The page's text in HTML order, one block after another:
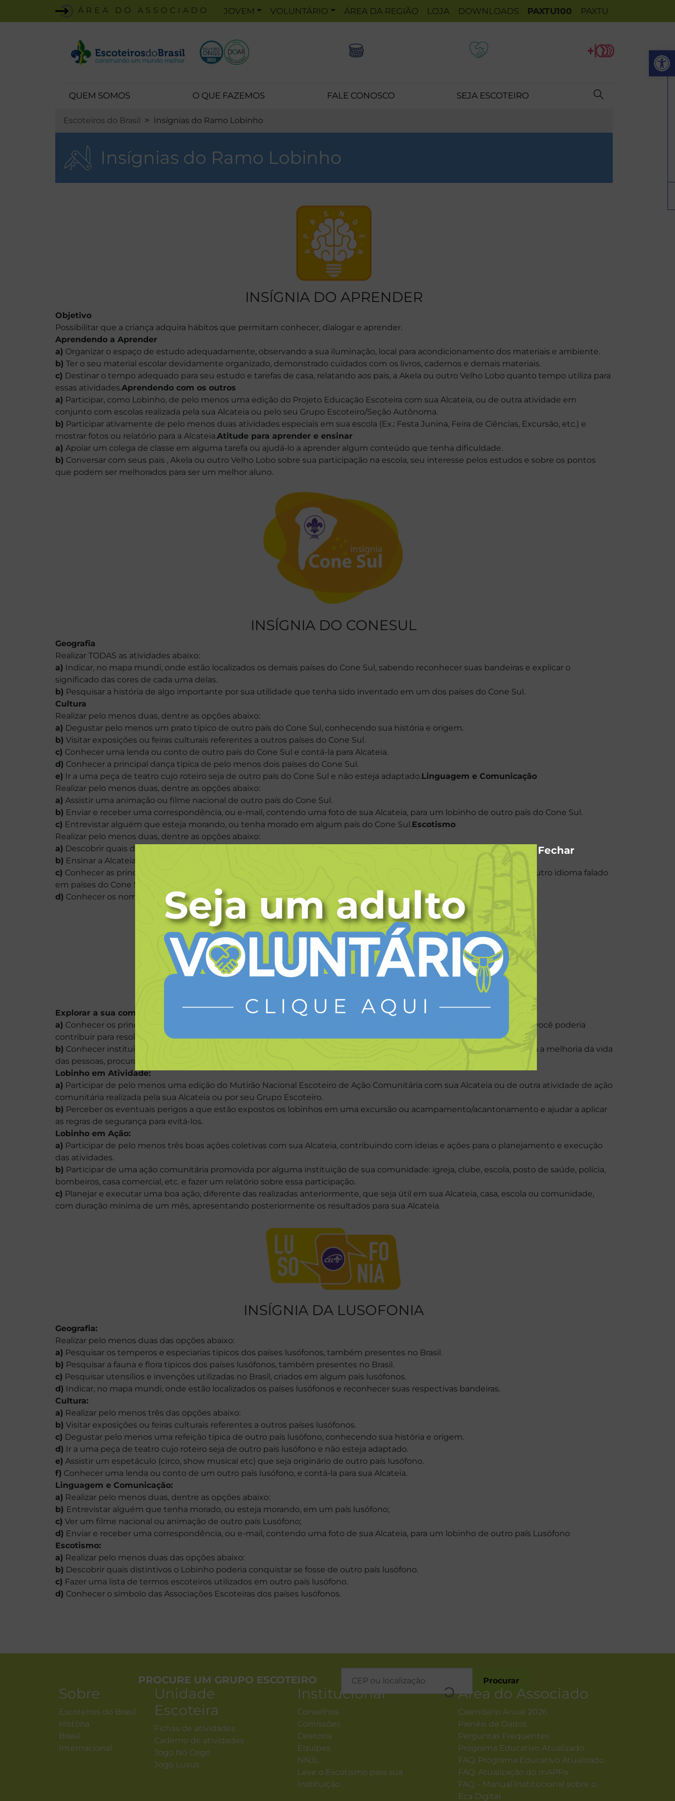
ÁREA DO ASSOCIADO JOVEM VOLUNTÁRIO ÁREA DA REGIÃO LOJA DOWNLOADS PAXTU100 PAXTU
QUEM SOMOS O QUE FAZEMOS FALE CONOSCO SEJA ESCOTEIRO
Escoteiros do Brasil Insígnias do Ramo Lobinho
Insígnias do Ramo Lobinho
INSÍGNIA DO APRENDER
Objetivo
Possibilitar que a criança adquira hábitos que permitam conhecer, dialogar e aprender.
Aprendendo a Aprender
a) Organizar o espaço de estudo adequadamente, observando a sua iluminação, local para acondicionamento dos materiais e ambiente.
b) Ter o seu material escolar devidamente organizado, demonstrado cuidados com os livros, cadernos e demais materiais.
c) Destinar o tempo adequado para seu estudo e tarefas de casa, relatando aos pais, a Akela ou outro Velho Lobo quanto tempo utiliza para
essas atividades.Aprendendo com os outros
a) Participar, como Lobinho, de pelo menos uma edição do Projeto Educação Escoteira com sua Alcateia, ou de outra atividade em
conjunto com escolas realizada pela sua Alcateia ou pelo seu Grupo Escoteiro/Seção Autônoma.
b) Participar ativamente de pelo menos duas atividades especiais em sua escola (Ex.: Festa Junina, Feira de Ciências, Excursão, etc.) e
mostrar fotos ou relatório para a Alcateia.Atitude para aprender e ensinar
a) Apoiar um colega de classe em alguma tarefa ou ajudá-lo a aprender algum conteúdo que tenha dificuldade.
b) Conversar com seus pais , Akela ou outro Velho Lobo sobre sua participação na escola, seu interesse pelos estudos e sobre os pontos
que podem ser melhorados para ser um melhor aluno.
INSÍGNIA DO CONESUL
Geografia
Realizar TODAS as atividades abaixo:
a) Indicar, no mapa mundi, onde estão localizados os demais países do Cone Sul, sabendo reconhecer suas bandeiras e explicar o
significado das cores de cada uma delas.
b) Pesquisar a história de algo importante por sua utilidade que tenha sido inventado em um dos países do Cone Sul.
Cultura
Realizar pelo menos duas, dentre as opções abaixo:
a) Degustar pelo menos um prato típico de outro país do Cone Sul, conhecendo sua história e origem.
b) Visitar exposições ou feiras culturais referentes a outros países do Cone Sul.
c) Conhecer uma lenda ou conto de outro país do Cone Sul e contá-la para Alcateia.
d) Conhecer a principal dança típica de pelo menos dois países do Cone Sul.
e) Ir a uma peça de teatro cujo roteiro seja de outro país do Cone Sul e não esteja adaptado.Linguagem e Comunicação
Realizar pelo menos duas, dentre as opções abaixo:
a) Assistir uma animação ou filme nacional de outro país do Cone Sul.
b) Enviar e receber uma correspondência, ou e-mail, contendo uma foto de sua Alcateia, para um lobinho de outro país do Cone Sul.
c) Entrevistar alguém que esteja morando, ou tenha morado em algum país do Cone Sul.Escotismo
Realizar pelo menos duas, dentre as opções abaixo:
a) Descobrir quais distintivos poderia conquistar se fosse de outro país do Cone Sul.
b) Ensinar a Alcateia a cantar uma canção escoteira de outro país do Cone Sul.
c) Conhecer as principais terminologias do Ramo Lobinho (Alcateia, Matilha, acampamento, etc) em castelhano ou em outro idioma falado
em países do Cone Sul, como o guarani.
d) Conhecer os nomes e os símbolos das Associações Escoteiras dos países que integram o Cone Sul.
INSÍGNIA DA BOA AÇÃO
Explorar a sua comunidade:
a) Conhecer os principais problemas sociais de sua rua ou bairro e conversar com seus pais ou velhos lobos sobre como você poderia
contribuir para resolvê-los.
b) Conhecer instituições de sua comunidade que realizam ações assistenciais a pessoas necessitadas ou orientação para a melhoria da vida
das pessoas, procurando saber de que forma sua Alcateia poderia ajudá-las.
Lobinho em Atividade:
a) Participar de pelo menos uma edição do Mutirão Nacional Escoteiro de Ação Comunitária com sua Alcateia ou de outra atividade de ação
comunitária realizada pela sua Alcateia ou por seu Grupo Escoteiro.
b) Perceber os eventuais perigos a que estão expostos os lobinhos em uma excursão ou acampamento/acantonamento e ajudar a aplicar
as regras de segurança para evitá-los.
Lobinho em Ação:
a) Participar de pelo menos três boas ações coletivas com sua Alcateia, contribuindo com ideias e ações para o planejamento e execução
das atividades.
b) Participar de uma ação comunitária promovida por alguma instituição de sua comunidade: igreja, clube, escola, posto de saúde, polícia,
bombeiros, casa comercial, etc. e fazer um relatório sobre essa participação.
c) Planejar e executar uma boa ação, diferente das realizadas anteriormente, que seja útil em sua Alcateia, casa, escola ou comunidade,
com duração mínima de um mês, apresentando posteriormente os resultados para sua Alcateia.
INSÍGNIA DA LUSOFONIA
Geografia:
Realizar pelo menos duas das opções abaixo:
a) Pesquisar os temperos e especiarias típicos dos países lusófonos, também presentes no Brasil.
b) Pesquisar a fauna e flora típicos dos países lusófonos, também presentes no Brasil.
c) Pesquisar utensílios e invenções utilizadas no Brasil, criados em algum país lusófonos.
d) Indicar, no mapa mundi, onde estão localizados os países lusófonos e reconhecer suas respectivas bandeiras.
Cultura:
a) Realizar pelo menos três das opções abaixo:
b) Visitar exposições ou feiras culturais referentes a outros países lusófonos.
c) Degustar pelo menos uma refeição típica de outro país lusófono, conhecendo sua história e origem.
d) Ir a uma peça de teatro cujo roteiro seja de outro país lusófono e não esteja adaptado.
e) Assistir um espetáculo (circo, show musical etc) que seja originário de outro país lusófono.
f) Conhecer uma lenda ou conto de um outro país lusófono, e contá-la para sua Alcateia.
Linguagem e Comunicação:
a) Realizar pelo menos duas, dentre as opções abaixo:
b) Entrevistar alguém que tenha morado, ou esteja morando, em um país lusófono;
c) Ver um filme nacional ou animação de outro país Lusófono;
d) Enviar e receber uma correspondência, ou e-mail, contendo uma foto de sua Alcateia, para um lobinho de outro país Lusófono
Escotismo:
a) Realizar pelo menos duas das opções abaixo:
b) Descobrir quais distintivos o Lobinho poderia conquistar se fosse de outro país lusófono.
c) Fazer uma lista de termos escoteiros utilizados em outro país lusófono.
d) Conhecer o símbolo das Associações Escoteiras dos países lusófonos.
PROCURE UM GRUPO ESCOTEIRO Procurar
Sobre
Escoteiros do Brasil
História
Brasil
Internacional
Unidade
Escoteira
Fichas de atividades
Caderno de atividades
Jogo Nó Cego
Jogo Lusus
Institucional
Conselhos
Comissões
Diretoria
Equipes
NNJL
Leve o Escotismo para sua
Instituição
Área do Associado
Calendário Anual 2026
Painéis de Dados
Perguntas Frequentes
Programa Educativo Atualizado
FAQ: Programa Educativo Atualizado
FAQ: Atualização do mAPPa
FAQ – Manual Institucional sobre o
Eca Digital
Fechar